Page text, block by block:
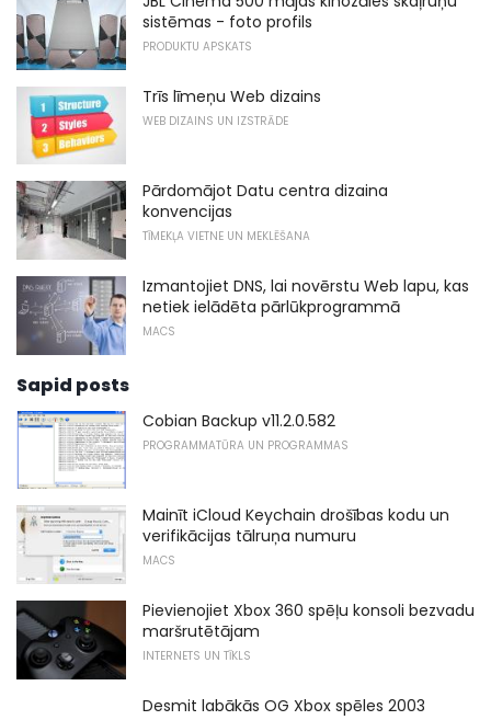
sistēmas - foto profils
PRODUKTU APSKATS
Trīs līmeņu Web dizains
WEB DIZAINS UN IZSTRĀDE
Pārdomājot Datu centra dizaina
konvencijas
TĪMEKĻA VIETNE UN MEKLĒŠANA
Izmantojiet DNS, lai novērstu Web lapu, kas
netiek ielādēta pārlūkprogrammā
MACS
Sapid posts
Cobian Backup v11.2.0.582
PROGRAMMATŪRA UN PROGRAMMAS
Mainīt iCloud Keychain drošības kodu un
verifikācijas tālruņa numuru
MACS
Pievienojiet Xbox 360 spēļu konsoli bezvadu
maršrutētājam
INTERNETS UN TĪKLS
Desmit labākās OG Xbox spēles 2003